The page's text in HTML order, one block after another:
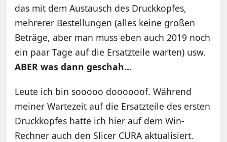
das mit dem Austausch des Druckkopfes,
mehrerer Bestellungen (alles keine großen
Beträge, aber man muss eben auch 2019 noch
ein paar Tage auf die Ersatzteile warten) usw.
ABER was dann geschah…
Leute ich bin sooooo doooooof. Während
meiner Wartezeit auf die Ersatzteile des ersten
Druckkopfes hatte ich hier auf dem Win-
Rechner auch den Slicer CURA aktualisiert.